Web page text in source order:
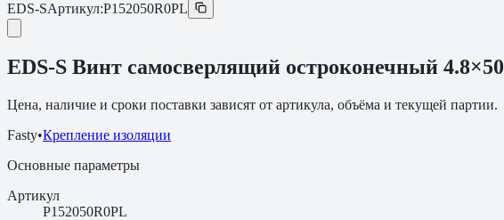
EDS-SАртикул:P152050R0PL
EDS-S Винт самосверлящий остроконечный 4.8×50
Цена, наличие и сроки поставки зависят от артикула, объёма и текущей партии.
Fasty•Крепление изоляции
Основные параметры
Артикул
P152050R0PL